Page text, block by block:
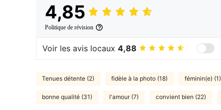
4,85
Politique de révision
Voir les avis locaux 4,88
Tenues détente (2) fidèle à la photo (18) féminin(e) (1)
bonne qualité (31) l'amour (7) convient bien (22)